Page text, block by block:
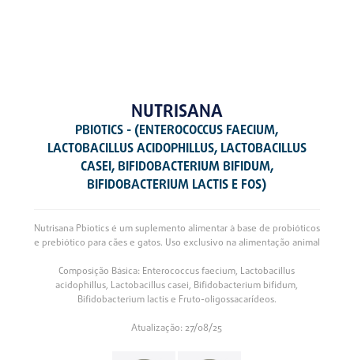
NUTRISANA
PBIOTICS - (ENTEROCOCCUS FAECIUM,
LACTOBACILLUS ACIDOPHILLUS, LACTOBACILLUS
CASEI, BIFIDOBACTERIUM BIFIDUM,
BIFIDOBACTERIUM LACTIS E FOS)
Nutrisana Pbiotics é um suplemento alimentar à base de probióticos
e prebiótico para cães e gatos. Uso exclusivo na alimentação animal
Composição Básica: Enterococcus faecium, Lactobacillus
acidophillus, Lactobacillus casei, Bifidobacterium bifidum,
Bifidobacterium lactis e Fruto-oligossacarídeos.
Atualização: 27/08/25